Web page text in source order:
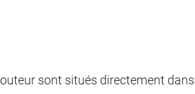
sont situés directement